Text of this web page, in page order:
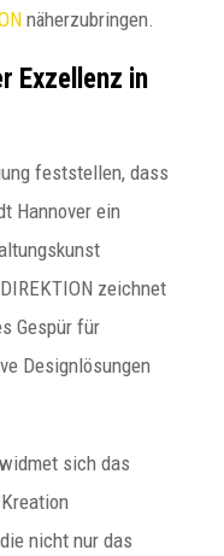
näherzubringen.
Exzellenz in
feststellen, dass
Hannover ein
zeichnet
Gespür für
Designlösungen
sich das
nicht nur das